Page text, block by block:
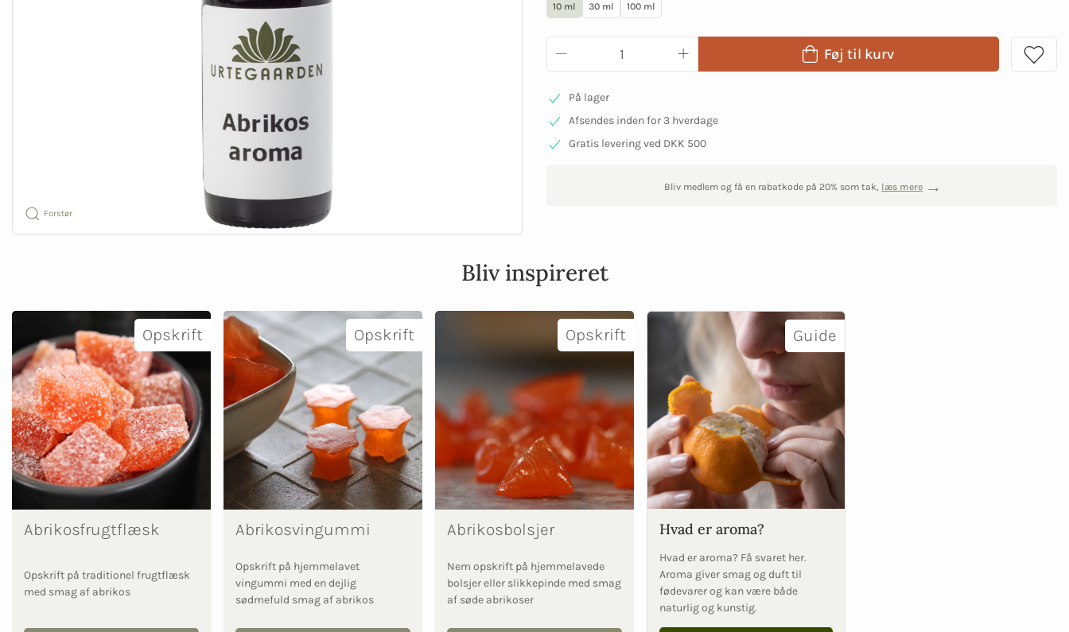
Forstør
10 ml 30 ml 100 ml
Føj til kurv
På lager
Afsendes inden for 3 hverdage
Gratis levering ved DKK 500
Bliv medlem og få en rabatkode på 20% som tak, læs mere
Bliv inspireret
Opskrift
Abrikosfrugtflæsk
Opskrift på traditionel frugtflæsk
med smag af abrikos
Opskrift
Abrikosvingummi
Opskrift på hjemmelavet
vingummi med en dejlig
sødmefuld smag af abrikos
Opskrift
Abrikosbolsjer
Nem opskrift på hjemmelavede
bolsjer eller slikkepinde med smag
af søde abrikoser
Guide
Hvad er aroma?
Hvad er aroma? Få svaret her.
Aroma giver smag og duft til
fødevarer og kan være både
naturlig og kunstig.